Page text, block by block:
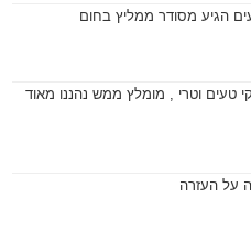
הגיע מסודר ממליץ בחום
טעים וטרי , מומלץ ממש נהננו מאוד
על העזרה